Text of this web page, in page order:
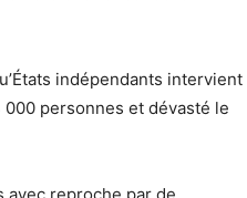
indépendants intervient
personnes et dévasté le